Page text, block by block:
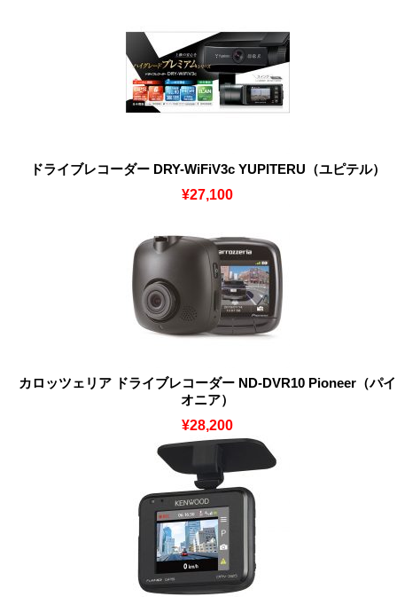
ドライブレコーダー DRY-WiFiV3c YUPITERU（ユピテル）
¥27,100
カロッツェリア ドライブレコーダー ND-DVR10 Pioneer（パイ
オニア）
¥28,200